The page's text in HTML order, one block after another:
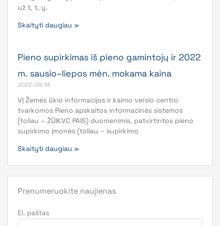
už t, t. y.
Skaityti daugiau »
Pieno supirkimas iš pieno gamintojų ir 2022
m. sausio–liepos mėn. mokama kaina
2022-09-14
VĮ Žemės ūkio informacijos ir kaimo verslo centro
tvarkomos Pieno apskaitos informacinės sistemos
(toliau – ŽŪIKVC PAIS) duomenimis, patvirtintos pieno
supirkimo įmonės (toliau – supirkimo
Skaityti daugiau »
Prenumeruokite naujienas
El. paštas